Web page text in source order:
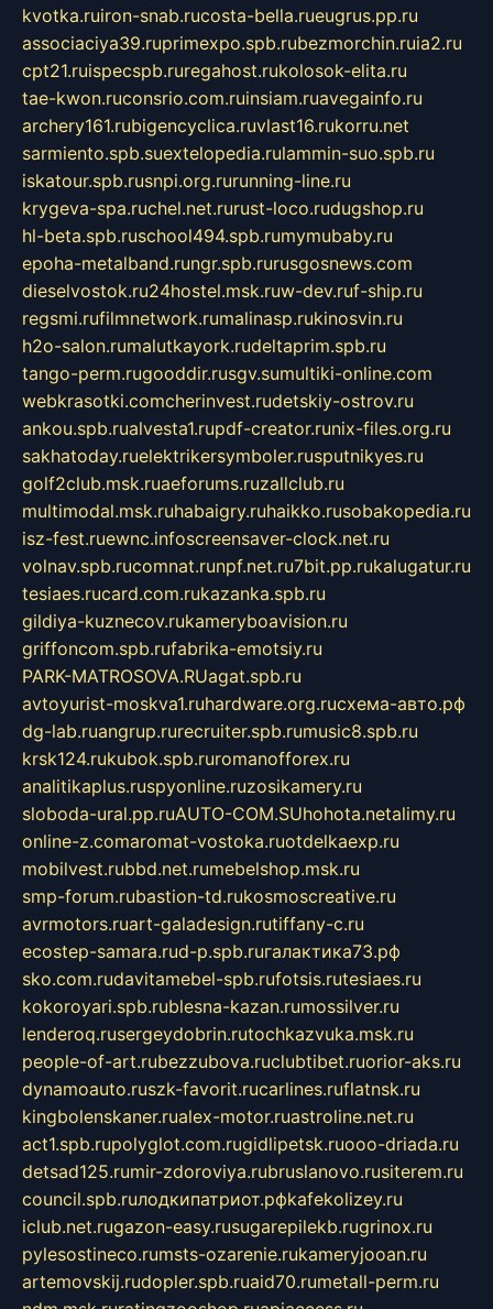
kvotka.ruiron-snab.rucosta-bella.rueugrus.pp.ru
associaciya39.ruprimexpo.spb.rubezmorchin.ruia2.ru
cpt21.ruispecspb.ruregahost.rukolosok-elita.ru
tae-kwon.ruconsrio.com.ruinsiam.ruavegainfo.ru
archery161.rubigencyclica.ruvlast16.rukorru.net
sarmiento.spb.suextelopedia.rulammin-suo.spb.ru
iskatour.spb.rusnpi.org.rurunning-line.ru
krygeva-spa.ruchel.net.rurust-loco.rudugshop.ru
hl-beta.spb.ruschool494.spb.rumymubaby.ru
epoha-metalband.rungr.spb.rurusgosnews.com
dieselvostok.ru24hostel.msk.ruw-dev.ruf-ship.ru
regsmi.rufilmnetwork.rumalinasp.rukinosvin.ru
h2o-salon.rumalutkayork.rudeltaprim.spb.ru
tango-perm.rugooddir.rusgv.sumultiki-online.com
webkrasotki.comcherinvest.rudetskiy-ostrov.ru
ankou.spb.rualvesta1.rupdf-creator.runix-files.org.ru
sakhatoday.ruelektrikersymboler.rusputnikyes.ru
golf2club.msk.ruaeforums.ruzallclub.ru
multimodal.msk.ruhabaigry.ruhaikko.rusobakopedia.ru
isz-fest.ruewnc.infoscreensaver-clock.net.ru
volnav.spb.rucomnat.runpf.net.ru7bit.pp.rukalugatur.ru
tesiaes.rucard.com.rukazanka.spb.ru
gildiya-kuznecov.rukameryboavision.ru
griffoncom.spb.rufabrika-emotsiy.ru
PARK-MATROSOVA.RUagat.spb.ru
avtoyurist-moskva1.ruhardware.org.ruсхема-авто.рф
dg-lab.ruangrup.rurecruiter.spb.rumusic8.spb.ru
krsk124.rukubok.spb.ruromanofforex.ru
analitikaplus.ruspyonline.ruzosikamery.ru
sloboda-ural.pp.ruAUTO-COM.SUhohota.netalimy.ru
online-z.comaromat-vostoka.ruotdelkaexp.ru
mobilvest.rubbd.net.rumebelshop.msk.ru
smp-forum.rubastion-td.rukosmoscreative.ru
avrmotors.ruart-galadesign.rutiffany-c.ru
ecostep-samara.rud-p.spb.ruгалактика73.рф
sko.com.rudavitamebel-spb.rufotsis.rutesiaes.ru
kokoroyari.spb.rublesna-kazan.rumossilver.ru
lenderoq.rusergeydobrin.rutochkazvuka.msk.ru
people-of-art.rubezzubova.ruclubtibet.ruorior-aks.ru
dynamoauto.ruszk-favorit.rucarlines.ruflatnsk.ru
kingbolenskaner.rualex-motor.ruastroline.net.ru
act1.spb.rupolyglot.com.rugidlipetsk.ruooo-driada.ru
detsad125.rumir-zdoroviya.rubruslanovo.rusiterem.ru
council.spb.ruлодкипатриот.рфkafekolizey.ru
iclub.net.rugazon-easy.rusugarepilekb.rugrinox.ru
pylesostineco.rumsts-ozarenie.rukameryjooan.ru
artemovskij.rudopler.spb.ruaid70.rumetall-perm.ru